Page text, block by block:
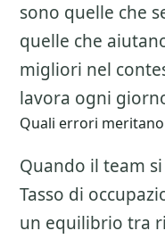
sono quelle che
quelle che
migliori nel
lavora ogni
Quali errori
Quando il team
Tasso di
un equilibrio tra